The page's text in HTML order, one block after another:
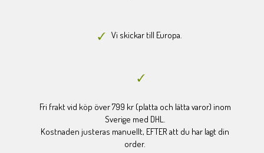
Vi skickar till Europa.
Fri frakt vid köp över 799 kr (platta och lätta varor) inom
Sverige med DHL.
Kostnaden justeras manuellt, EFTER att du har lagt din
order.